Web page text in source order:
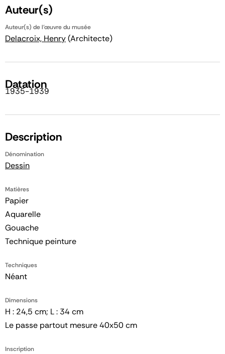
Auteur(s)
Auteur(s) de l'œuvre du musée
Delacroix, Henry(Architecte)
Datation
1935-1939
Description
Dénomination
Dessin
Matières
Papier
Aquarelle
Gouache
Technique peinture
Techniques
Néant
Dimensions
H : 24,5 cm; L : 34 cm
Le passe partout mesure 40x50 cm
Inscription